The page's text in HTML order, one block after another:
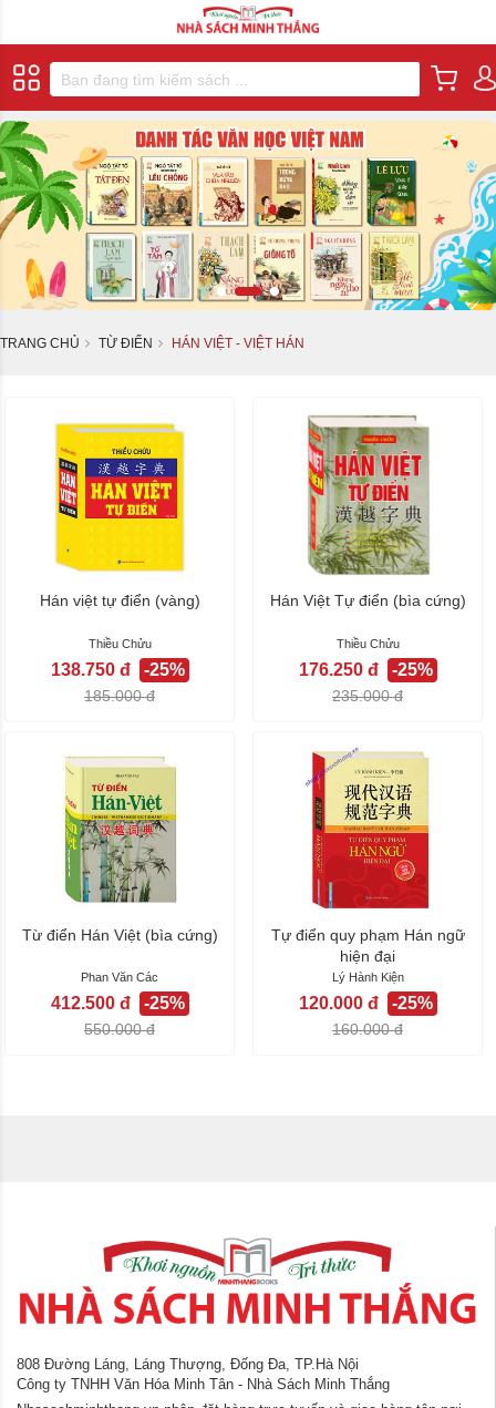
TRANG CHỦ TỪ ĐIỂN HÁN VIỆT - VIỆT HÁN
Hán việt tự điển (vàng)
Thiều Chửu
138.750 đ -25%
185.000 đ
Hán Việt Tự điển (bìa cứng)
Thiều Chửu
176.250 đ -25%
235.000 đ
Từ điển Hán Việt (bìa cứng)
Phan Văn Các
412.500 đ -25%
550.000 đ
Tự điển quy phạm Hán ngữ
hiện đại
Lý Hành Kiện
120.000 đ -25%
160.000 đ
808 Đường Láng, Láng Thượng, Đống Đa, TP.Hà Nội
Công ty TNHH Văn Hóa Minh Tân - Nhà Sách Minh Thắng